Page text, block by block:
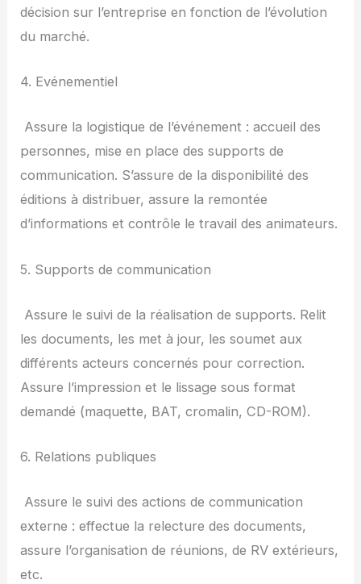
décision sur l’entreprise en fonction de l’évolution
du marché.
4. Evénementiel
­ Assure la logistique de l’événement : accueil des
personnes, mise en place des supports de
communication. S’assure de la disponibilité des
éditions à distribuer, assure la remontée
d’informations et contrôle le travail des animateurs.
5. Supports de communication
­ Assure le suivi de la réalisation de supports. Relit
les documents, les met à jour, les soumet aux
différents acteurs concernés pour correction.
Assure l’impression et le lissage sous format
demandé (maquette, BAT, cromalin, CD-ROM).
6. Relations publiques
­ Assure le suivi des actions de communication
externe : effectue la relecture des documents,
assure l’organisation de réunions, de RV extérieurs,
etc.